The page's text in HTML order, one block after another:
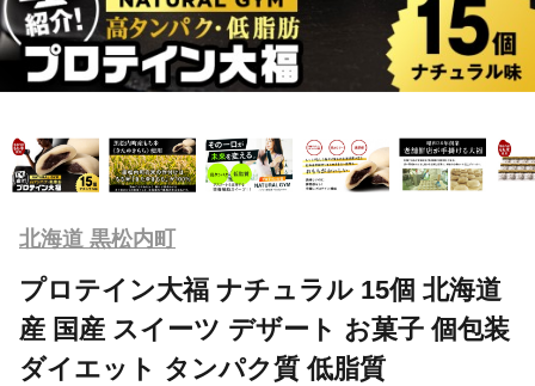
北海道 黒松内町
プロテイン大福 ナチュラル 15個 北海道
産 国産 スイーツ デザート お菓子 個包装
ダイエット タンパク質 低脂質